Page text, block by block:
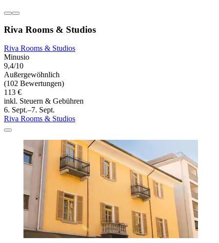
Riva Rooms & Studios
Riva Rooms & Studios
Minusio
9,4/10
Außergewöhnlich
(102 Bewertungen)
113 €
inkl. Steuern & Gebühren
6. Sept.–7. Sept.
Riva Rooms & Studios